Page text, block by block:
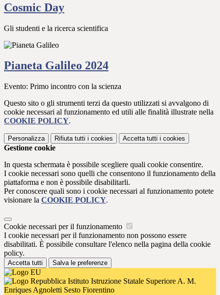
Cosmic Day
Gli studenti e la ricerca scientifica
Pianeta Galileo 2024
Evento: Primo incontro con la scienza
Questo sito o gli strumenti terzi da questo utilizzati si avvalgono di
cookie necessari al funzionamento ed utili alle finalità illustrate nella
COOKIE POLICY.
Personalizza Rifiuta tutti i cookies Accetta tutti i cookies
Gestione cookie
In questa schermata è possibile scegliere quali cookie consentire.
I cookie necessari sono quelli che consentono il funzionamento della
piattaforma e non è possibile disabilitarli.
Per conoscere quali sono i cookie necessari al funzionamento potete
visionare la COOKIE POLICY.
Cookie necessari per il funzionamento
I cookie necessari per il funzionamento non possono essere
disabilitati. È possibile consultare l'elenco nella pagina della cookie
policy.
Accetta tutti Salva le preferenze
Istituto Istruzione Statale Superiore A. M.
Enriques Agnoletti Sesto Fiorentino